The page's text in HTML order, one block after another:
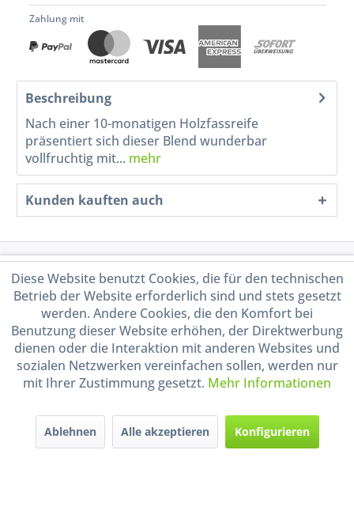
Zahlung mit
Beschreibung
Nach einer 10-monatigen Holzfassreife
präsentiert sich dieser Blend wunderbar
vollfruchtig mit... mehr
Kunden kauften auch
Service Hotline
Shop Service
Informationen
Handel mit BIO-Weinen
durch DE-ÖKO-009
Diese Website benutzt Cookies, die für den technischen
Betrieb der Website erforderlich sind und stets gesetzt
werden. Andere Cookies, die den Komfort bei
Benutzung dieser Website erhöhen, der Direktwerbung
dienen oder die Interaktion mit anderen Websites und
sozialen Netzwerken vereinfachen sollen, werden nur
mit Ihrer Zustimmung gesetzt. Mehr Informationen
Ablehnen Alle akzeptieren Konfigurieren